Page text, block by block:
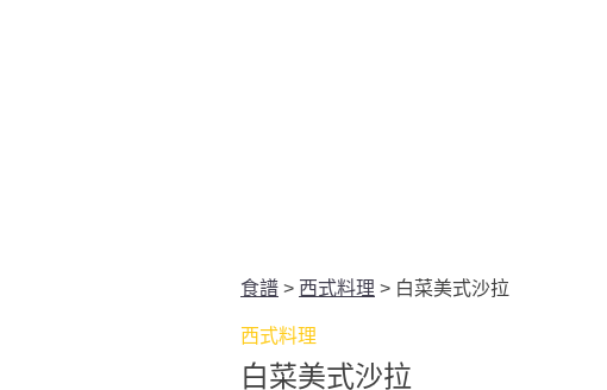
食譜 > 西式料理 > 白菜美式沙拉
西式料理
白菜美式沙拉